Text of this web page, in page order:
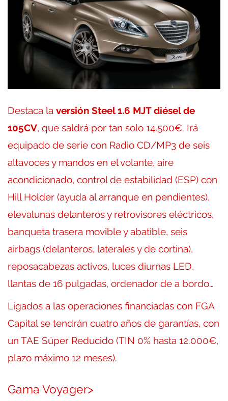
Destaca la versión Steel 1.6 MJT diésel de
105CV, que saldrá por tan solo 14.500€. Irá
equipado de serie con Radio CD/MP3 de seis
altavoces y mandos en el volante, aire
acondicionado, control de estabilidad (ESP) con
Hill Holder (ayuda al arranque en pendientes),
elevalunas delanteros y retrovisores eléctricos,
banqueta trasera movible y abatible, seis
airbags (delanteros, laterales y de cortina),
reposacabezas activos, luces diurnas LED,
llantas de 16 pulgadas, ordenador de a bordo…
Ligados a las operaciones financiadas con FGA
Capital se tendrán cuatro años de garantías, con
un TAE Súper Reducido (TIN 0% hasta 12.000€,
plazo máximo 12 meses).
Gama Voyager>